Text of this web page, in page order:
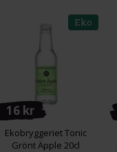
16 kr
Eko
Ekobryggeriet Tonic
Grönt Äpple 20cl